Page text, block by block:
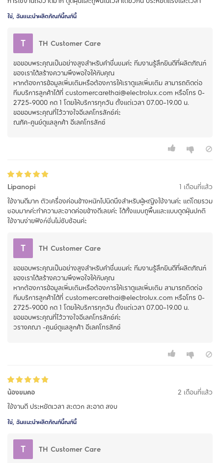
ใช่, ฉันแนะนำผลิตภัณฑ์นี้ณฑ์นี้
T
TH Customer Care
ขอขอบพระคุณเป็นอย่างสูงสำหรับคำชื่นชมค่ะ ทีมงานรู้สึกยินดีที่ผลิตภัณฑ์
ของเราได้สร้างความพึงพอใจให้กับคุณ
หากต้องการข้อมูลเพิ่มเติมหรือต้องการให้เราดูแลเพิ่มเติม สามารถติดต่อ
ทีมบริการลูกค้าได้ที่ customercarethai@electrolux.com หรือโทร 0-
2725-9000 กด 1 โดยให้บริการทุกวัน ตั้งแต่เวลา 07.00–19.00 น.
ขอขอบพระคุณที่ไว้วางใจอีเลคโทรลักซ์ค่ะ
Lipanopi
1 เดือนที่แล้ว
ใช้งานดีมาก ตัวเครื่องค่อนข้างหนักไปนิดนึงสำหรับผู้หญิงใช้งานค่ะ แต่โดยรวม
ชอบมากค่ะทำความสะอาดค่อยข้างดีเลยค่ะ ได้ทั้งแบบถูพื้นและแบบดูดฝุ่นปกติ
ใช้งานง่ายฟังก์ชั่นไม่ซับซ้อนค่ะ
T
TH Customer Care
ขอขอบพระคุณเป็นอย่างสูงสำหรับคำชื่นชมค่ะ ทีมงานรู้สึกยินดีที่ผลิตภัณฑ์
ของเราได้สร้างความพึงพอใจให้กับคุณ
หากต้องการข้อมูลเพิ่มเติมหรือต้องการให้เราดูแลเพิ่มเติม สามารถติดต่อ
ทีมบริการลูกค้าได้ที่ customercarethai@electrolux.com หรือโทร 0-
2725-9000 กด 1 โดยให้บริการทุกวัน ตั้งแต่เวลา 07.00–19.00 น.
ขอขอบพระคุณที่ไว้วางใจอีเลคโทรลักซ์ค่ะ
น้องขมคอ
2 เดือนที่แล้ว
ใช้งานดี ประหยัดเวลา สะดวก สะอาด สงบ
ใช่, ฉันแนะนำผลิตภัณฑ์นี้ณฑ์นี้
T
TH Customer Care